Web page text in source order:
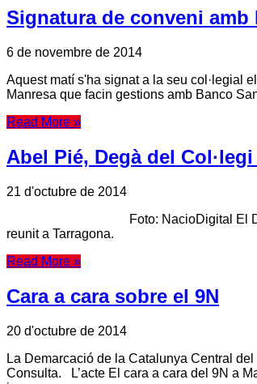
Signatura de conveni amb
6 de novembre de 2014
Aquest matí s'ha signat a la seu col·legial
Manresa que facin gestions amb Banco
Read More »
Abel Pié, Degà del
21 d'octubre de 2014
Foto: NacioDigital El Degà del
reunit a Tarragona.
Read More »
Cara a cara sobre el 9N
20 d'octubre de 2014
La Demarcació de la Catalunya Central
Consulta. L’acte El cara a cara del 9N a